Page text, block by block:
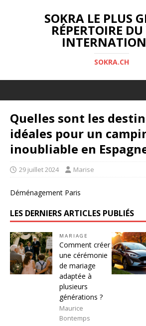
SOKRA LE PLUS
RÉPERTOIRE
SOKRA.CH
Quelles sont les
idéales pour un
inoubliable en
29 juillet 2024 Marise
Déménagement Paris
LES DERNIERS ARTICLES PUBLIÉS
MARIAGE
Comment créer
une cérémonie
de mariage
adaptée à
plusieurs
générations ?
Maurice
Bontemps